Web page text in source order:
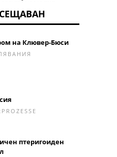
на Клювер-Бюси
птеригоиден